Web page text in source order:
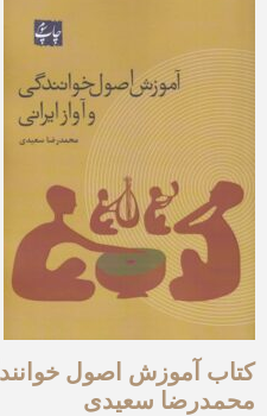
کتاب آموزش اصول
محمدرضا سعیدی